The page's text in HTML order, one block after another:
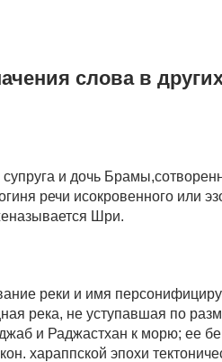
слова в
и дочь
речи исокровенного или
Шри.
реки и имя
река, не уступавшая по
и Раджастхан к морю; ее
хараппской эпохи